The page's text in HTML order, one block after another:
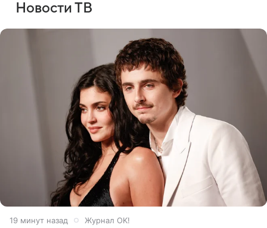
Новости ТВ
19 минут назад Журнал OK!